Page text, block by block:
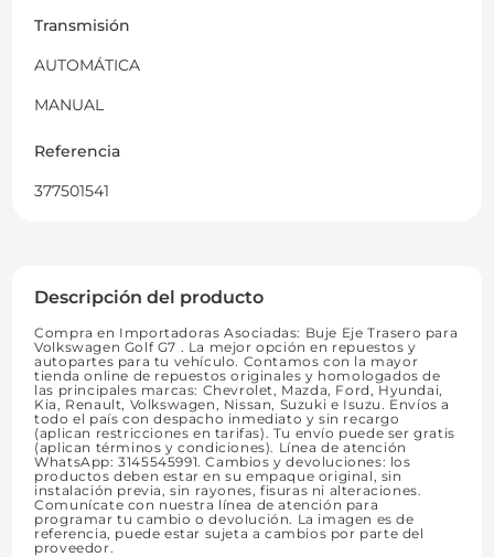
Transmisión
AUTOMÁTICA
MANUAL
Referencia
377501541
Descripción del producto
Compra en Importadoras Asociadas: Buje Eje Trasero para
Volkswagen Golf G7 . La mejor opción en repuestos y
autopartes para tu vehículo. Contamos con la mayor
tienda online de repuestos originales y homologados de
las principales marcas: Chevrolet, Mazda, Ford, Hyundai,
Kia, Renault, Volkswagen, Nissan, Suzuki e Isuzu. Envíos a
todo el país con despacho inmediato y sin recargo
(aplican restricciones en tarifas). Tu envío puede ser gratis
(aplican términos y condiciones). Línea de atención
WhatsApp: 3145545991. Cambios y devoluciones: los
productos deben estar en su empaque original, sin
instalación previa, sin rayones, fisuras ni alteraciones.
Comunícate con nuestra línea de atención para
programar tu cambio o devolución. La imagen es de
referencia, puede estar sujeta a cambios por parte del
proveedor.